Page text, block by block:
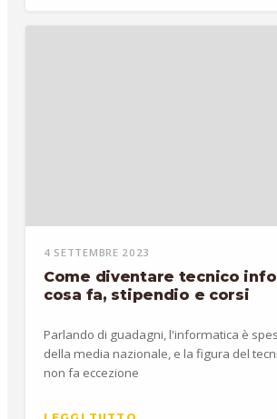
4 SETTEMBRE 2023
Come diventare tecnico
cosa fa, stipendio e corsi
Parlando di guadagni, l'informatica è
della media nazionale, e la figura del
non fa eccezione